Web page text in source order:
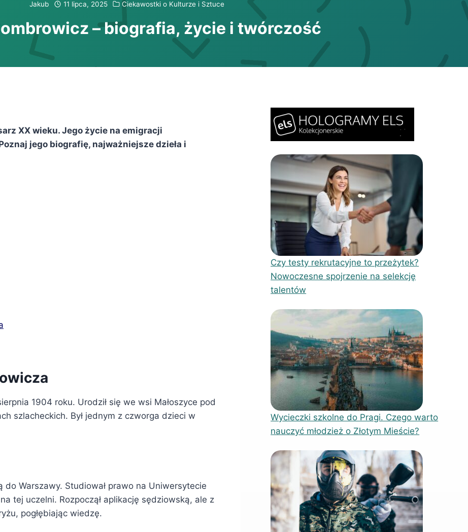
Jakub 11 lipca, 2025 Ciekawostki o Kulturze i Sztuce
– biografia, życie i twórczość
XX wieku. Jego życie na emigracji
jego biografię, najważniejsze dzieła i
1904 roku. Urodził się we wsi Małoszyce pod
szlacheckich. Był jednym z czworga dzieci w
Warszawy. Studiował prawo na Uniwersytecie
tej uczelni. Rozpoczął aplikację sędziowską, ale z
pogłębiając wiedzę.
Czy testy rekrutacyjne to przeżytek?
Nowoczesne spojrzenie na selekcję
talentów
Wycieczki szkolne do Pragi. Czego warto
nauczyć młodzież o Złotym Mieście?